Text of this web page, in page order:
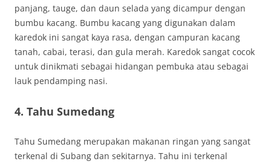
panjang, tauge, dan daun selada yang dicampur dengan
bumbu kacang. Bumbu kacang yang digunakan dalam
karedok ini sangat kaya rasa, dengan campuran kacang
tanah, cabai, terasi, dan gula merah. Karedok sangat cocok
untuk dinikmati sebagai hidangan pembuka atau sebagai
lauk pendamping nasi.
4. Tahu Sumedang
Tahu Sumedang merupakan makanan ringan yang sangat
terkenal di Subang dan sekitarnya. Tahu ini terkenal